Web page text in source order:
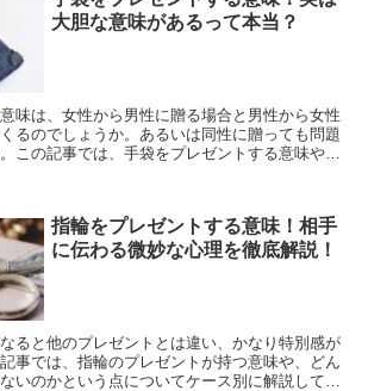
大胆な意味があるって本当？
味は、女性から男性に贈る場合と男性から女性
るのでしょうか。あるいは同性に贈っても問題
この記事では、手袋をプレゼントする意味や贈
指輪をプレゼントする意味！相手
に伝わる微妙な心理を徹底解説！
ると他のプレゼントとは違い、かなり特別感が
事では、指輪のプレゼントが持つ意味や、どん
いのかという点についてケース別に解説してい